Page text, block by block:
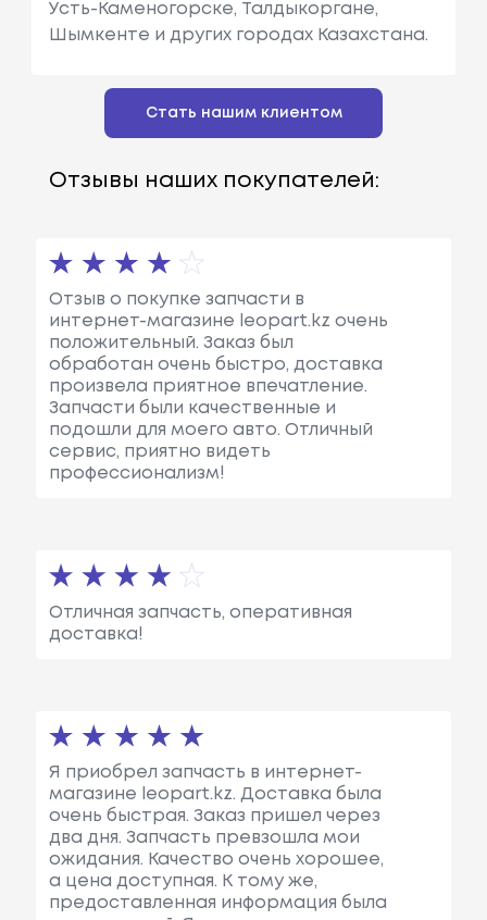
Усть-Каменогорске, Талдыкоргане,
Шымкенте и других городах Казахстана.
Стать нашим клиентом
Отзывы наших покупателей:
Отзыв о покупке запчасти в
интернет-магазине leopart.kz очень
положительный. Заказ был
обработан очень быстро, доставка
произвела приятное впечатление.
Запчасти были качественные и
подошли для моего авто. Отличный
сервис, приятно видеть
профессионализм!
Отличная запчасть, оперативная
доставка!
Я приобрел запчасть в интернет-
магазине leopart.kz. Доставка была
очень быстрая. Заказ пришел через
два дня. Запчасть превзошла мои
ожидания. Качество очень хорошее,
а цена доступная. К тому же,
предоставленная информация была